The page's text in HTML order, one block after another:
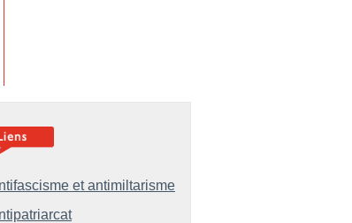
et antimiltarisme